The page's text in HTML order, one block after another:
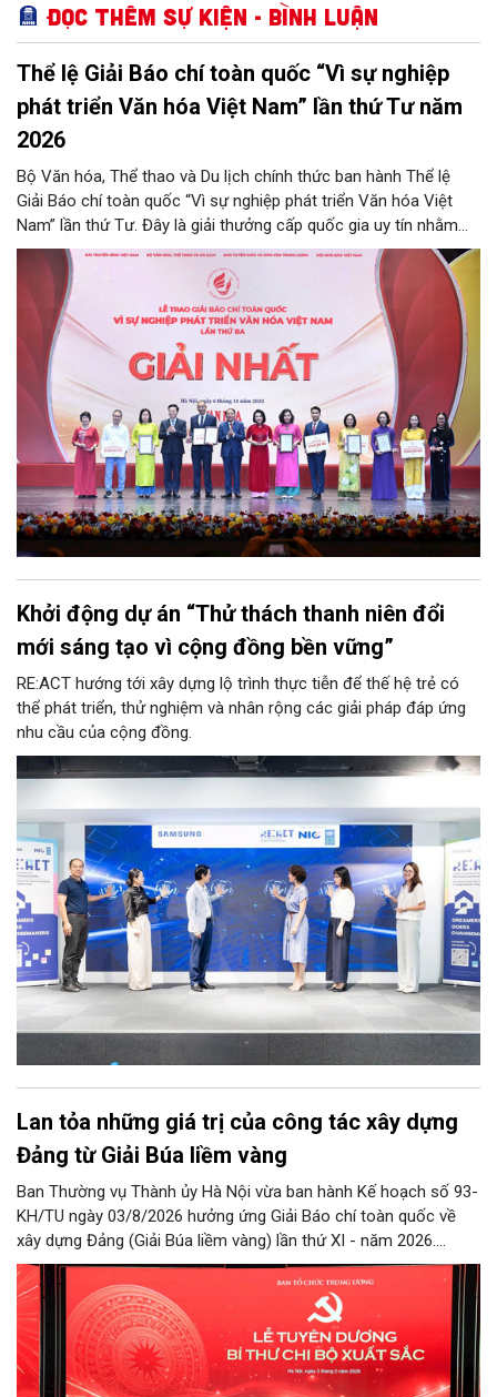
Đọc thêm Sự kiện - Bình luận
Thể lệ Giải Báo chí toàn quốc “Vì sự nghiệp
phát triển Văn hóa Việt Nam” lần thứ Tư năm
2026
Bộ Văn hóa, Thể thao và Du lịch chính thức ban hành Thể lệ
Giải Báo chí toàn quốc “Vì sự nghiệp phát triển Văn hóa Việt
Nam” lần thứ Tư. Đây là giải thưởng cấp quốc gia uy tín nhằm
ghi nhận, tôn vinh những đóng góp xuất sắc của tập thể, cá
nhân đội ngũ những người làm báo đối với sự nghiệp phát triển
văn hóa nước nhà. Thông qua cuộc thi, Ban Tổ chức mong
muốn giới thiệu những thành tựu nổi bật của các lĩnh vực văn
hóa, thông tin, gia đình, thể thao và du lịch; đồng thời phát hiện,
biểu dương các tấm gương điển hình tiên tiến, cổ vũ toàn ngành
chung sức cống hiến và tạo diễn đàn trao đổi nghiệp vụ nâng
cao chất lượng báo chí trong thời đại mới.
Khởi động dự án “Thử thách thanh niên đổi
mới sáng tạo vì cộng đồng bền vững”
RE:ACT hướng tới xây dựng lộ trình thực tiễn để thế hệ trẻ có
thể phát triển, thử nghiệm và nhân rộng các giải pháp đáp ứng
nhu cầu của cộng đồng.
Lan tỏa những giá trị của công tác xây dựng
Đảng từ Giải Búa liềm vàng
Ban Thường vụ Thành ủy Hà Nội vừa ban hành Kế hoạch số 93-
KH/TU ngày 03/8/2026 hưởng ứng Giải Báo chí toàn quốc về
xây dựng Đảng (Giải Búa liềm vàng) lần thứ XI - năm 2026.
Không chỉ là kế hoạch triển khai một giải báo chí, đây còn là
định hướng nhằm phát huy vai trò của báo chí trong tuyên
truyền công tác xây dựng Đảng, lan tỏa những mô hình mới,
cách làm sáng tạo, góp phần củng cố niềm tin của cán bộ,
đảng viên và Nhân dân đối với Đảng và hệ thống chính trị.